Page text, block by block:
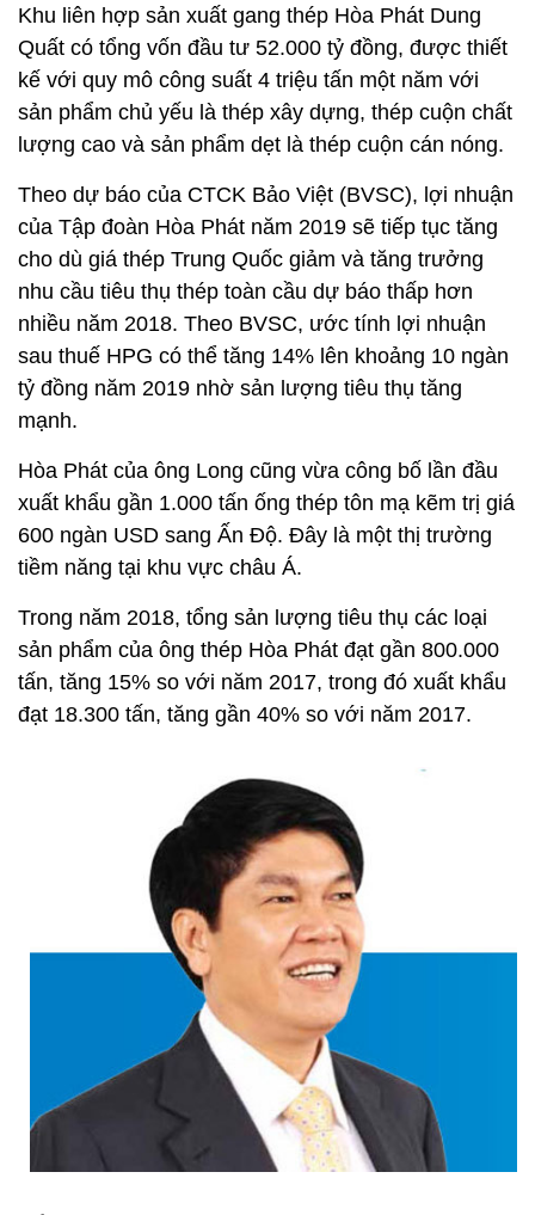
Khu liên hợp sản xuất gang thép Hòa Phát Dung
Quất có tổng vốn đầu tư 52.000 tỷ đồng, được thiết
kế với quy mô công suất 4 triệu tấn một năm với
sản phẩm chủ yếu là thép xây dựng, thép cuộn chất
lượng cao và sản phẩm dẹt là thép cuộn cán nóng.
Theo dự báo của CTCK Bảo Việt (BVSC), lợi nhuận
của Tập đoàn Hòa Phát năm 2019 sẽ tiếp tục tăng
cho dù giá thép Trung Quốc giảm và tăng trưởng
nhu cầu tiêu thụ thép toàn cầu dự báo thấp hơn
nhiều năm 2018. Theo BVSC, ước tính lợi nhuận
sau thuế HPG có thể tăng 14% lên khoảng 10 ngàn
tỷ đồng năm 2019 nhờ sản lượng tiêu thụ tăng
mạnh.
Hòa Phát của ông Long cũng vừa công bố lần đầu
xuất khẩu gần 1.000 tấn ống thép tôn mạ kẽm trị giá
600 ngàn USD sang Ấn Độ. Đây là một thị trường
tiềm năng tại khu vực châu Á.
Trong năm 2018, tổng sản lượng tiêu thụ các loại
sản phẩm của ông thép Hòa Phát đạt gần 800.000
tấn, tăng 15% so với năm 2017, trong đó xuất khẩu
đạt 18.300 tấn, tăng gần 40% so với năm 2017.